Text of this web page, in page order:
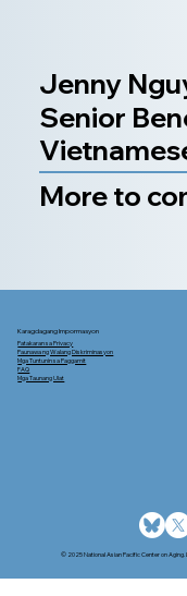
Jenny
Senior
More to
Karagdagang Impormasyon
Patakaran sa Privacy
Paunawa ng Walang Diskriminasyon
Mga Tuntunin sa Paggamit
FAQ
Mga Taunang Ulat
© 2025 National Asian Pacific Center on Aging.